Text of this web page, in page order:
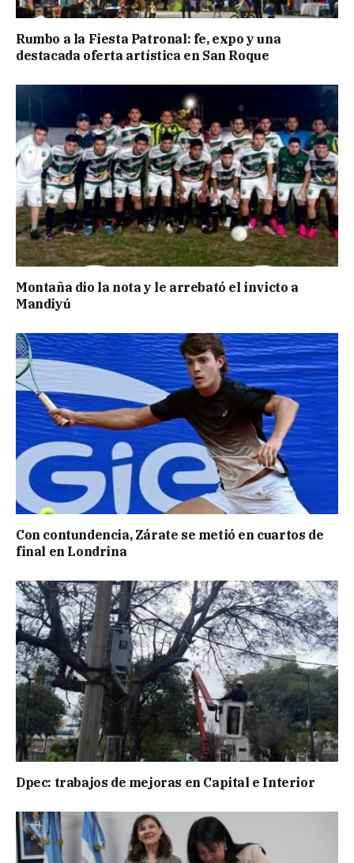
Rumbo a la Fiesta Patronal: fe, expo y una
destacada oferta artística en San Roque
Montaña dio la nota y le arrebató el invicto a
Mandiyú
Con contundencia, Zárate se metió en cuartos de
final en Londrina
Dpec: trabajos de mejoras en Capital e Interior